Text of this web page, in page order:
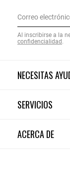
NECESITAS
SERVICIOS
ACERCA DE
Correo
Al inscribirse a la
confidencialidad .